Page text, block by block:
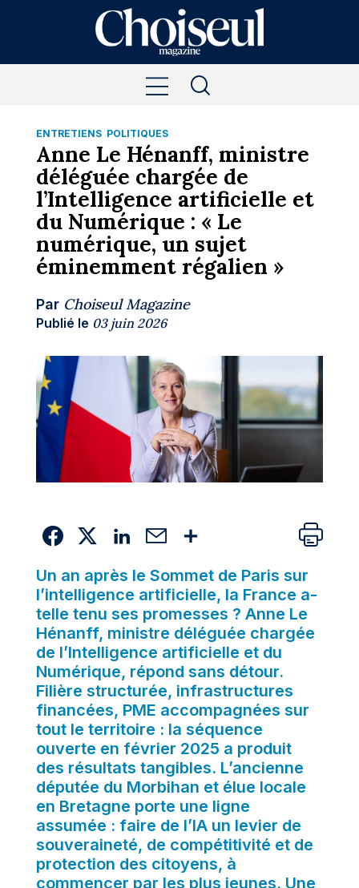
ENTRETIENS POLITIQUES
Anne Le Hénanff, ministre
déléguée chargée de
l’Intelligence artificielle et
du Numérique : « Le
numérique, un sujet
éminemment régalien »
Par Choiseul Magazine
Publié le 03 juin 2026
Un an après le Sommet de Paris sur
l’intelligence artificielle, la France a-
telle tenu ses promesses ? Anne Le
Hénanff, ministre déléguée chargée
de l’Intelligence artificielle et du
Numérique, répond sans détour.
Filière structurée, infrastructures
financées, PME accompagnées sur
tout le territoire : la séquence
ouverte en février 2025 a produit
des résultats tangibles. L’ancienne
députée du Morbihan et élue locale
en Bretagne porte une ligne
assumée : faire de l’IA un levier de
souveraineté, de compétitivité et de
protection des citoyens, à
commencer par les plus jeunes. Une